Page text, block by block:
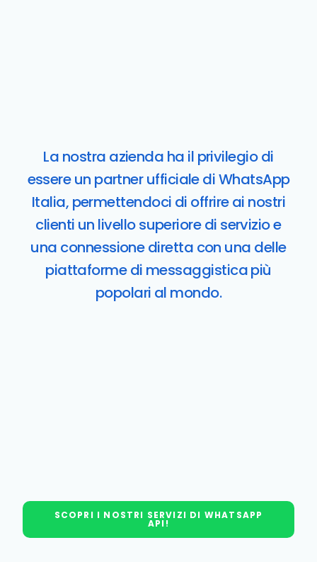
La nostra azienda ha il privilegio di
essere un partner ufficiale di WhatsApp
Italia, permettendoci di offrire ai nostri
clienti un livello superiore di servizio e
una connessione diretta con una delle
piattaforme di messaggistica più
popolari al mondo.
SCOPRI I NOSTRI SERVIZI DI WHATSAPP
API!